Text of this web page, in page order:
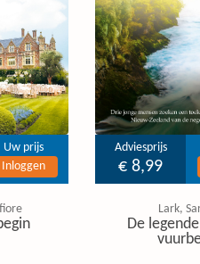
Uw prijs
Inloggen
Adviesprijs
€ 8,99
Lark,
De